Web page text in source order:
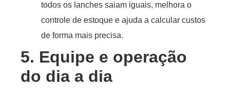
todos os lanches saiam iguais, melhora o
controle de estoque e ajuda a calcular custos
de forma mais precisa.
5. Equipe e operação
do dia a dia